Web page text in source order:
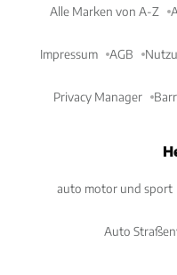
Alle Marken von A-Z
Impressum AGB
Privacy Manager
auto motor und sport
Auto